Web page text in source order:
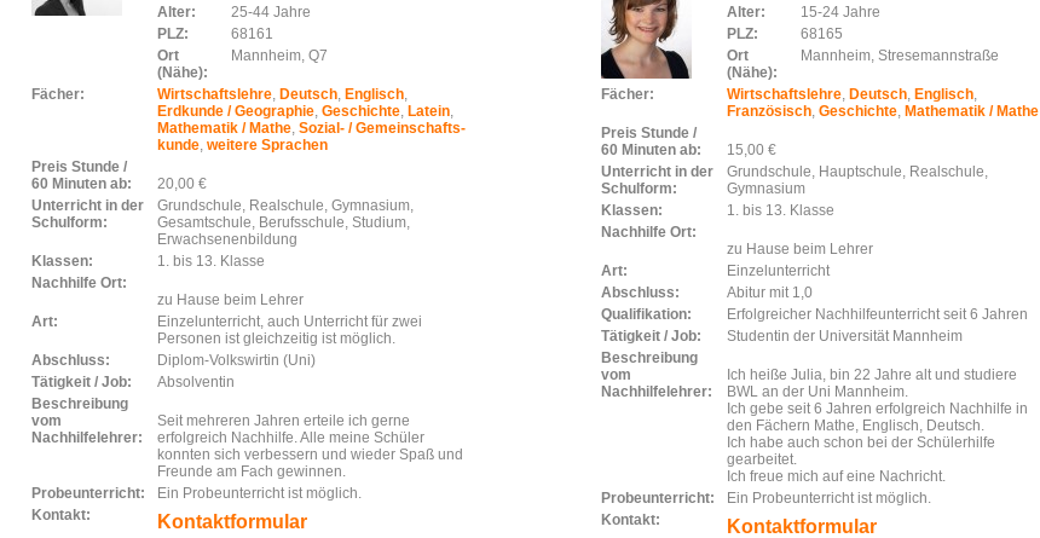
Alter:
25-44 Jahre
PLZ:
68161
Ort
(Nähe):
Mannheim, Q7
Fächer: Wirtschaftslehre, Deutsch, Englisch,
Erdkunde / Geographie, Geschichte, Latein,
Mathematik / Mathe, Sozial- / Gemeinschafts-
kunde, weitere Sprachen
Preis Stunde /
60 Minuten ab:
20,00 €
Unterricht in der
Schulform:
Grundschule, Realschule, Gymnasium,
Gesamtschule, Berufsschule, Studium,
Erwachsenenbildung
Klassen:
1. bis 13. Klasse
Nachhilfe Ort:
zu Hause beim Lehrer
Art:
Einzelunterricht, auch Unterricht für zwei
Personen ist gleichzeitig ist möglich.
Abschluss:
Diplom-Volkswirtin (Uni)
Tätigkeit / Job:
Absolventin
Beschreibung
vom
Nachhilfelehrer:
Seit mehreren Jahren erteile ich gerne
erfolgreich Nachhilfe. Alle meine Schüler
konnten sich verbessern und wieder Spaß und
Freunde am Fach gewinnen.
Probeunterricht:
Ein Probeunterricht ist möglich.
Kontakt:
Kontaktformular
Alter:
15-24 Jahre
PLZ:
68165
Ort
(Nähe):
Mannheim, Stresemannstraße
Fächer: Wirtschaftslehre, Deutsch, Englisch,
Französisch, Geschichte, Mathematik / Mathe
Preis Stunde /
60 Minuten ab:
15,00 €
Unterricht in der
Schulform:
Grundschule, Hauptschule, Realschule,
Gymnasium
Klassen:
1. bis 13. Klasse
Nachhilfe Ort:
zu Hause beim Lehrer
Art:
Einzelunterricht
Abschluss:
Abitur mit 1,0
Qualifikation:
Erfolgreicher Nachhilfeunterricht seit 6 Jahren
Tätigkeit / Job:
Studentin der Universität Mannheim
Beschreibung
vom
Nachhilfelehrer:
Ich heiße Julia, bin 22 Jahre alt und studiere
BWL an der Uni Mannheim.
Ich gebe seit 6 Jahren erfolgreich Nachhilfe in
den Fächern Mathe, Englisch, Deutsch.
Ich habe auch schon bei der Schülerhilfe
gearbeitet.
Ich freue mich auf eine Nachricht.
Probeunterricht:
Ein Probeunterricht ist möglich.
Kontakt:
Kontaktformular